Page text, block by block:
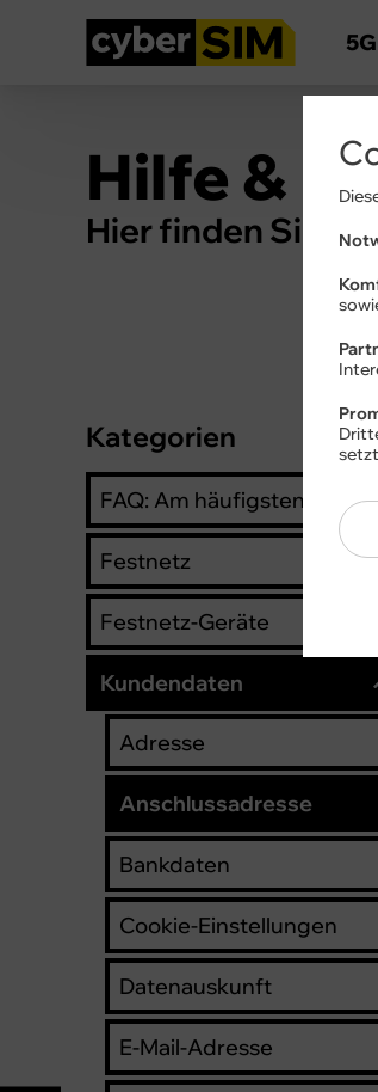
Hilfe &
Hier finden Sie
Kategorien
FAQ: Am häufigsten
Festnetz
Festnetz-Geräte
Kundendaten
Adresse
Anschlussadresse
Bankdaten
Cookie-Einstellungen
Datenauskunft
E-Mail-Adresse